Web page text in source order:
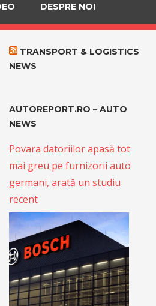
DESPRE NOI
TRANSPORT & LOGISTICS
NEWS
AUTOREPORT.RO – AUTO
NEWS
Povara datoriilor apasă tot
mai greu pe furnizorii auto
germani, arată un studiu
recent